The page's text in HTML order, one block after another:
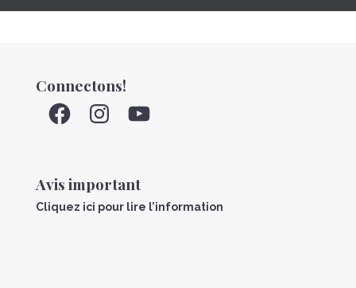
Connectons!
FacebookInstagramYouTube
Avis important
Cliquez ici pour lire l’information